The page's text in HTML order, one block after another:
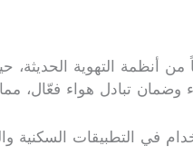
أنظمة التهوية
تبادل هواء فعّال، مما
في التطبيقات